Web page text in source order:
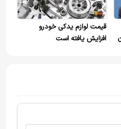
قیمت لوازم یدکی خودرو
افزایش یافته است